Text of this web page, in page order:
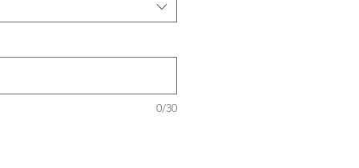
0/30